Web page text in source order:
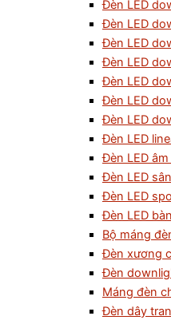
Đèn LED
Đèn LED
Đèn LED
Đèn LED
Đèn LED
Đèn LED
Đèn LED
Đèn LED
Đèn LED
Đèn LED
Đèn LED
Đèn LED
Bộ máng
Đèn xương
Đèn
Máng đèn
Đèn dây